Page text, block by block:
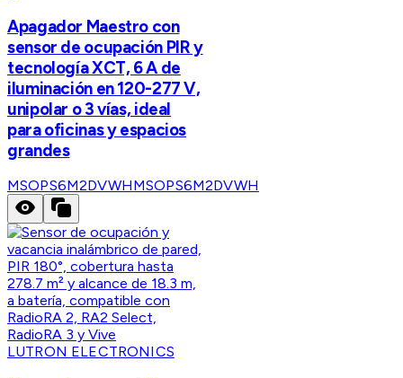
Apagador Maestro con
sensor de ocupación PIR y
tecnología XCT, 6 A de
iluminación en 120-277 V,
unipolar o 3 vías, ideal
para oficinas y espacios
grandes
MSOPS6M2DVWHMSOPS6M2DVWH
LUTRON ELECTRONICS